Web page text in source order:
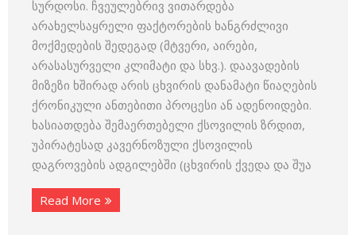
სურდოსი. ჩვეულებრივ ვითარდება
არახელსაყრელი ფაქტორების ხანგრძლივი
მოქმედების შედეგად (მტვერი, აირები,
არასასურველი კლიმატი და სხვ.). დაავადების
მიზეზი ხშირად არის ცხვირის დანამატი წიაღების
ქრონიკული ანთებითი პროცესი ან ადენოიდები.
ხასიათდება შემაერთებელი ქსოვილის ზრდით,
უპირატესად კავერნოზული ქსოვილის
დაგროვების ადგილებში (ცხვირის ქვედა და შუა
Read More